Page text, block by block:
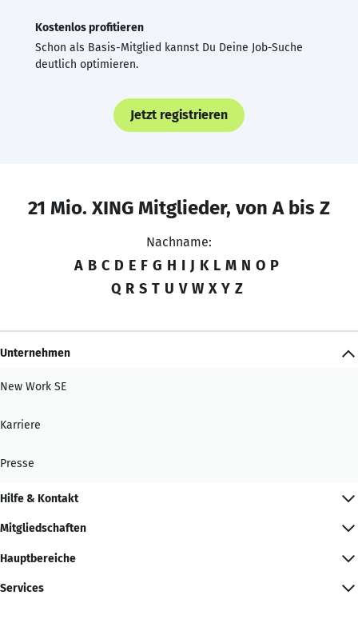
Kostenlos profitieren
Schon als Basis-Mitglied kannst Du Deine Job-Suche
deutlich optimieren.
Jetzt registrieren
21 Mio. XING Mitglieder, von A bis Z
Nachname:
A B C D E F G H I J K L M N O P
Q R S T U V W X Y Z
Unternehmen
New Work SE
Karriere
Presse
Hilfe & Kontakt
Mitgliedschaften
Hauptbereiche
Services